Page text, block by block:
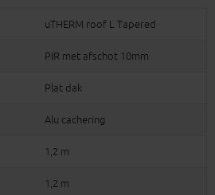
uTHERM roof L Tapered
PIR met afschot 10mm
Plat dak
Alu cachering
1,2 m
1,2 m